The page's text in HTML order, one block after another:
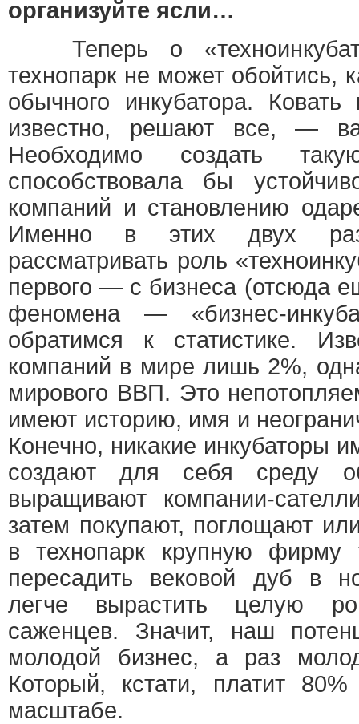
организуйте ясли…
Теперь о
технопарк не может обойтись,
обычного инкубатора.
известно, решают все, —
Необходимо создать
способствовала бы
компаний и становлению
Именно в этих двух
рассматривать роль
первого — с бизнеса (отсюда
феномена — «бизнес-
обратимся к статистике.
компаний в мире лишь 2%,
мирового ВВП. Это
имеют историю, имя и
Конечно, никакие инкубаторы
создают для себя среду
выращивают компании-
затем покупают, поглощают
в технопарк крупную
пересадить вековой дуб в
легче вырастить целую
саженцев. Значит, наш
молодой бизнес, а раз
Который, кстати, платит
масштабе.